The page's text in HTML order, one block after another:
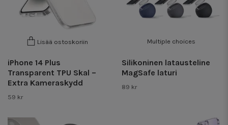
Lisää ostoskoriin
iPhone 14 Plus
Transparent TPU Skal –
Extra Kameraskydd
59 kr
Multiple choices
Silikoninen latausteline
MagSafe laturi
89 kr